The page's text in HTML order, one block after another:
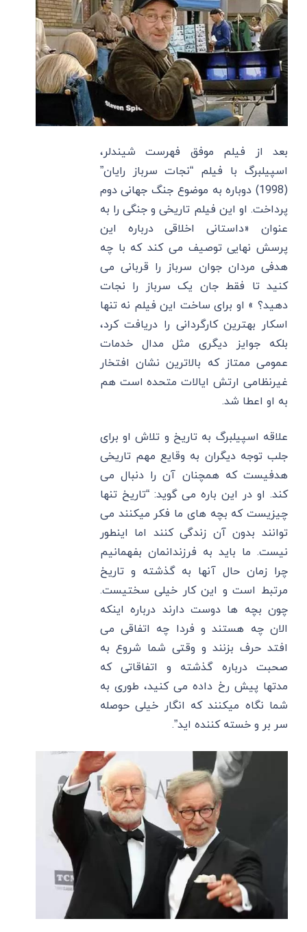
بعد از فیلم موفق فهرست شیندلر،
اسپیلبرگ با فیلم “نجات سرباز رایان”
(1998) دوباره به موضوع جنگ جهانی دوم
پرداخت. او این فیلم تاریخی و جنگی را به
عنوان «داستانی اخلاقی درباره این
پرسش نهایی توصیف می کند که با چه
هدفی مردان جوان سرباز را قربانی می
کنید تا فقط جان یک سرباز را نجات
دهید؟ » او برای ساخت این فیلم نه تنها
اسکار بهترین کارگردانی را دریافت کرد،
بلکه جوایز دیگری مثل مدال خدمات
عمومی ممتاز که بالاترین نشان افتخار
غیرنظامی ارتش ایالات متحده است هم
به او اعطا شد.
علاقه اسپیلبرگ به تاریخ و تلاش او برای
جلب توجه دیگران به وقایع مهم تاریخی
هدفیست که همچنان آن را دنبال می
کند. او در این باره می گوید: “تاریخ تنها
چیزیست که بچه های ما فکر میکنند می
توانند بدون آن زندگی کنند اما اینطور
نیست. ما باید به فرزندانمان بفهمانیم
چرا زمان حال آنها به گذشته و تاریخ
مرتبط است و این کار خیلی سختیست.
چون بچه ها دوست دارند درباره اینکه
الان چه هستند و فردا چه اتفاقی می
افتد حرف بزنند و وقتی شما شروع به
صحبت درباره گذشته و اتفاقاتی که
مدتها پیش رخ داده می کنید، طوری به
شما نگاه میکنند که انگار خیلی حوصله
سر بر و خسته کننده اید”.